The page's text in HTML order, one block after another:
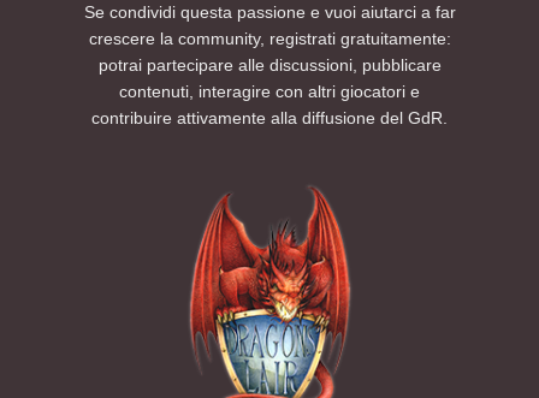
Se condividi questa passione e vuoi aiutarci a far
crescere la community, registrati gratuitamente:
potrai partecipare alle discussioni, pubblicare
contenuti, interagire con altri giocatori e
contribuire attivamente alla diffusione del GdR.